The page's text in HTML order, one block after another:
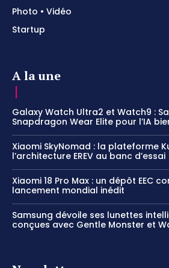
Photo • Vidéo
Startup
A la une
Galaxy Watch Ultra2 et Watch9 :
Snapdragon Wear Elite pour l’IA
Xiaomi SkyNomad : la plateforme
l’architecture EREV au banc d’essai
Xiaomi 18 Pro Max : un dépôt EEC
lancement mondial inédit
Samsung dévoile ses lunettes
conçues avec Gentle Monster et